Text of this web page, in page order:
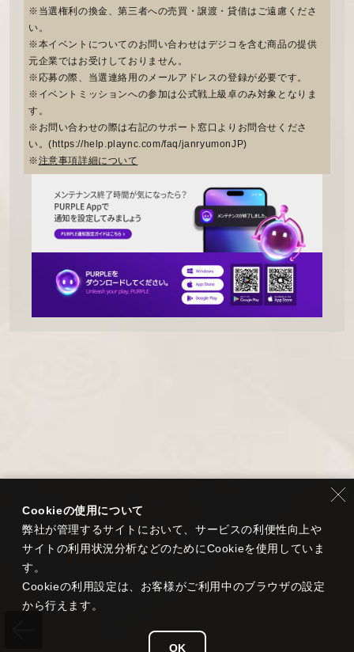
※当選権利の換金、第三者への売買・譲渡・貸借はご遠慮くださ
い。
※本イベントについてのお問い合わせはデジコを含む商品の提供
元企業ではお受けしておりません。
※応募の際、当選連絡用のメールアドレスの登録が必要です。
※イベントミッションへの参加は公式戦上級卓のみ対象となりま
す。
※お問い合わせの際は右記のサポート窓口よりお問合せくださ
い。(https://help.plaync.com/faq/janryumonJP)
※注意事項詳細について
Cookieの使用について
弊社が管理するサイトにおいて、サービスの利便性向上や
サイトの利用状況分析などのためにCookieを使用していま
す。
Cookieの利用設定は、お客様がご利用中のブラウザの設定
から行えます。
OK